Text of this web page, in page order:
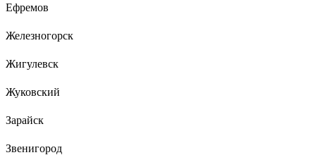
Ефремов
Железногорск
Жигулевск
Жуковский
Зарайск
Звенигород